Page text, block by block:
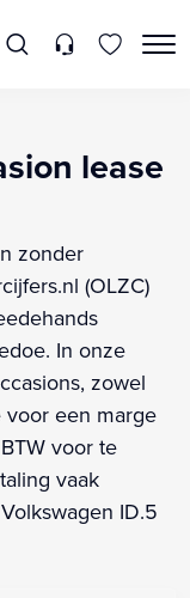
lease
zonder
(OLZC)
In onze
zowel
voor een marge
voor te
vaak
ID.5